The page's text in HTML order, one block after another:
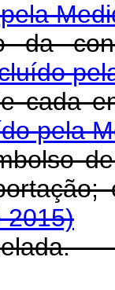
da
cada
pela
2015)